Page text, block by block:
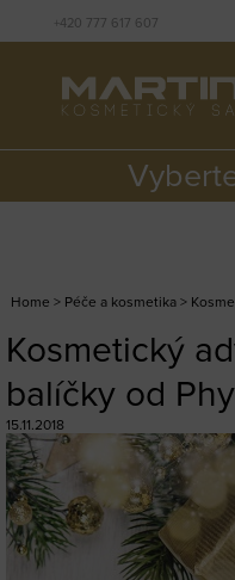
+420 777 617 607
Home > Péče a kosmetika>
Kosmetický
balíčky od
15.11.2018